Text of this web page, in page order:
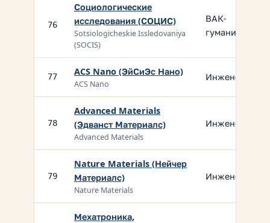
76
Социологические
исследования (СОЦИС)
Sotsiologicheskie Issledovaniya
(SOCIS)
ВАК-
гуманит.
77 ACS Nano (ЭйСиЭс Нано)
ACS Nano
Инженерия
78
Advanced Materials
(Эдванст Материалс)
Advanced Materials
Инженерия
79
Nature Materials (Нейчер
Материалс)
Nature Materials
Инженерия
Мехатроника,